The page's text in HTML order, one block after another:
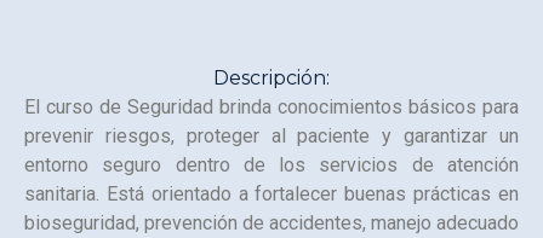
Descripción:
El curso de Seguridad brinda conocimientos básicos para
prevenir riesgos, proteger al paciente y garantizar un
entorno seguro dentro de los servicios de atención
sanitaria. Está orientado a fortalecer buenas prácticas en
bioseguridad, prevención de accidentes, manejo adecuado